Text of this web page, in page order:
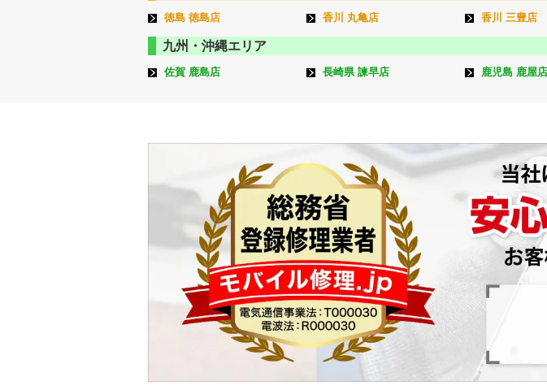
徳島 徳島店 香川 丸亀店 香川 三豊店
九州・沖縄エリア
佐賀 鹿島店 長崎県 諫早店 鹿児島 鹿屋店